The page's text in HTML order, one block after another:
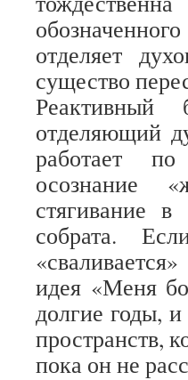
отделяет
существо
отделяющий
работает
осознание
стягивание
собрата.
идея «Меня
долгие годы,
пространств,
пока он не